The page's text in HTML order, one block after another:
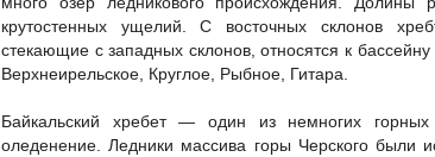
крутостенных ущелий. С восточных склонов
стекающие с западных склонов, относятся к
Верхнеирельское, Круглое, Рыбное, Гитара.
Байкальский хребет — один из немногих
оледенение. Ледники массива горы Черского были